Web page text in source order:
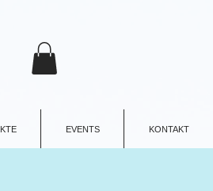
EVENTS KONTAKT